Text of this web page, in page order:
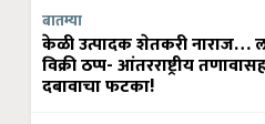
बातम्या
केळी उत्पादक शेतकरी नाराज…
विक्री ठप्प- आंतरराष्ट्रीय तणावासह
दबावाचा फटका!